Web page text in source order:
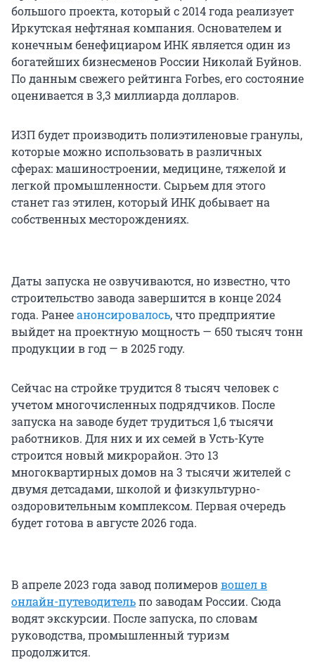
большого проекта, который с 2014 года реализует
Иркутская нефтяная компания. Основателем и
конечным бенефициаром ИНК является один из
богатейших бизнесменов России Николай Буйнов.
По данным свежего рейтинга Forbes, его состояние
оценивается в 3,3 миллиарда долларов.
ИЗП будет производить полиэтиленовые гранулы,
которые можно использовать в различных
сферах: машиностроении, медицине, тяжелой и
легкой промышленности. Сырьем для этого
станет газ этилен, который ИНК добывает на
собственных месторождениях.
Даты запуска не озвучиваются, но известно, что
строительство завода завершится в конце 2024
года. Ранееанонсировалось, что предприятие
выйдет на проектную мощность — 650 тысяч тонн
продукции в год — в 2025 году.
Сейчас на стройке трудится 8 тысяч человек с
учетом многочисленных подрядчиков. После
запуска на заводе будет трудиться 1,6 тысячи
работников. Для них и их семей в Усть-Куте
строится новый микрорайон. Это 13
многоквартирных домов на 3 тысячи жителей с
двумя детсадами, школой и физкультурно-
оздоровительным комплексом. Первая очередь
будет готова в августе 2026 года.
В апреле 2023 года завод полимероввошел в
онлайн-путеводительпо заводам России. Сюда
водят экскурсии. После запуска, по словам
руководства, промышленный туризм
продолжится.